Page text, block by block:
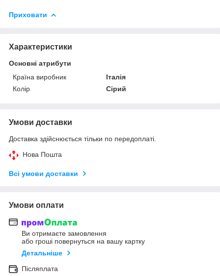
Приховати
Характеристики
Основні атрибути
Країна виробник
Італія
Колір
Сірий
Умови доставки
Доставка здійснюється тільки по передоплаті.
Нова Пошта
Всі умови доставки
Умови оплати
Ви отримаєте замовлення
або гроші повернуться на вашу картку
Детальніше
Післяплата